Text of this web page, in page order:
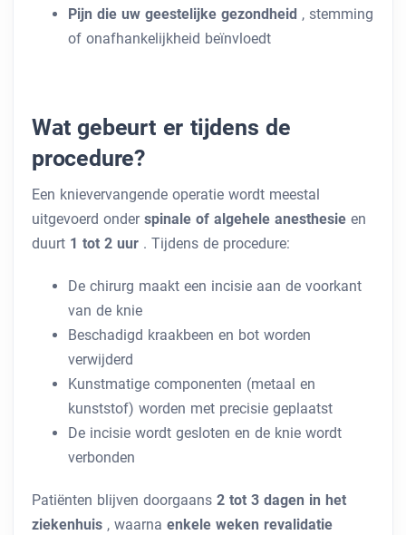
Pijn die uw geestelijke gezondheid , stemming
of onafhankelijkheid beïnvloedt
Wat gebeurt er tijdens de
procedure?
Een knievervangende operatie wordt meestal
uitgevoerd onder spinale of algehele anesthesie en
duurt 1 tot 2 uur . Tijdens de procedure:
De chirurg maakt een incisie aan de voorkant
van de knie
Beschadigd kraakbeen en bot worden
verwijderd
Kunstmatige componenten (metaal en
kunststof) worden met precisie geplaatst
De incisie wordt gesloten en de knie wordt
verbonden
Patiënten blijven doorgaans 2 tot 3 dagen in het
ziekenhuis , waarna enkele weken revalidatie